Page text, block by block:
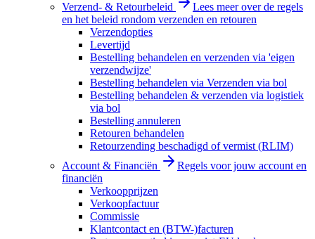
Verzend- & Retourbeleid
Lees meer over de regels
en het beleid rondom verzenden en retouren
Verzendopties
Levertijd
Bestelling behandelen en verzenden via 'eigen
verzendwijze'
Bestelling behandelen via Verzenden via bol
Bestelling behandelen & verzenden via logistiek
via bol
Bestelling annuleren
Retouren behandelen
Retourzending beschadigd of vermist (RLIM)
Account & Financiën
Regels voor jouw account en
financiën
Verkoopprijzen
Verkoopfactuur
Commissie
Klantcontact en (BTW-)facturen